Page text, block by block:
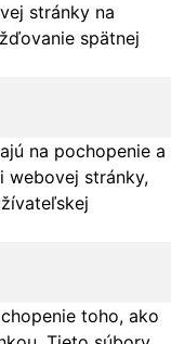
stránky na
spätnej
na pochopenie a
webovej stránky,
toho, ako